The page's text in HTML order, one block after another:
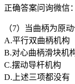
正确答案问询微信
（7）当曲柄为原
A.平行双曲柄机构
B.对心曲柄滑块机
C.摆动导杆机构
D.上述三项都没有